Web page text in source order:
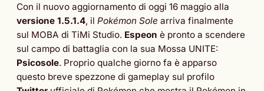
Con il nuovo aggiornamento di oggi 16 maggio alla
versione 1.5.1.4, il Pokémon Sole arriva finalmente
sul MOBA di TiMi Studio. Espeon è pronto a scendere
sul campo di battaglia con la sua Mossa UNITE:
Psicosole. Proprio qualche giorno fa è apparso
questo breve spezzone di gameplay sul profilo